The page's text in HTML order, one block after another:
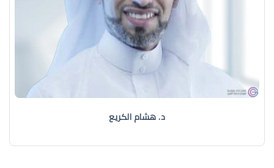
د. هشام الكريع